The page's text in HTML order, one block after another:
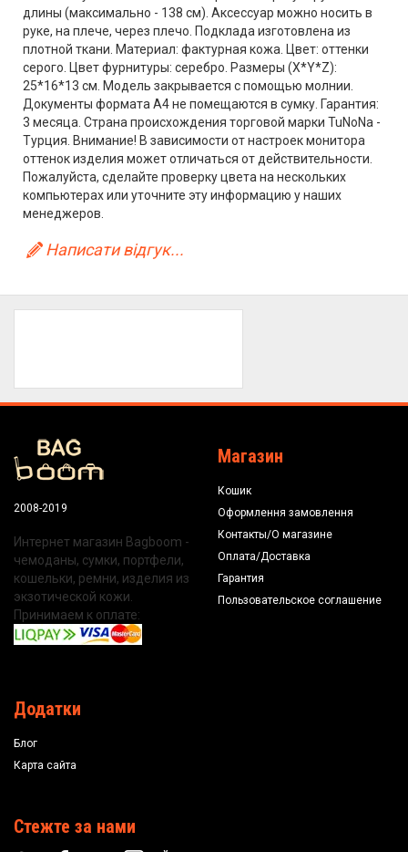
длины (максимально - 138 см). Аксессуар можно носить в
руке, на плече, через плечо. Подклада изготовлена из
плотной ткани. Материал: фактурная кожа. Цвет: оттенки
серого. Цвет фурнитуры: серебро. Размеры (X*Y*Z):
25*16*13 см. Модель закрывается с помощью молнии.
Документы формата А4 не помещаются в сумку. Гарантия:
3 месяца. Страна происхождения торговой марки TuNoNа -
Турция. Внимание! В зависимости от настроек монитора
оттенок изделия может отличаться от действительности.
Пожалуйста, сделайте проверку цвета на нескольких
компьютерах или уточните эту информацию у наших
менеджеров.
Написати відгук...
2008-2019
Интернет магазин Bagboom -
чемоданы, сумки, портфели,
кошельки, ремни, изделия из
экзотической кожи.
Принимаем к оплате:
Магазин
Кошик
Оформлення замовлення
Контакты/О магазине
Оплата/Доставка
Гарантия
Пользовательское соглашение
Додатки
Блог
Карта сайта
Стежте за нами